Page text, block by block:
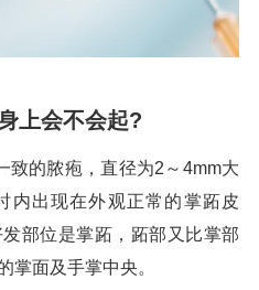
上会不会起?
致的脓疱，直径为2～4mm大
内出现在外观正常的掌跖皮
部位是掌跖，跖部又比掌部
掌面及手掌中央。